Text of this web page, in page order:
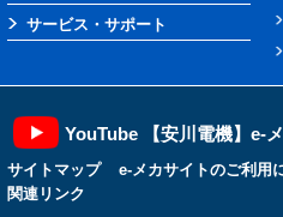
サービス・サポート
YouTube 【安川電機】e-
サイトマップ e-メカサイトのご利用
関連リンク